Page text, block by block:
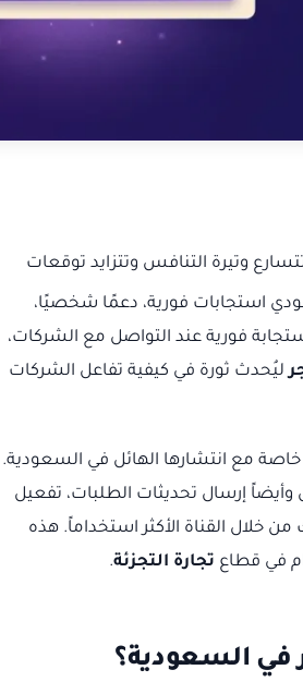
وتيرة التنافس وتتزايد توقعات
استجابات فورية، دعمًا شخصيًا،
70% من العملاء يتوقعون استجابة فورية عند التواصل مع الشركات،
ليُحدث ثورة في كيفية تفاعل الشركات
مع انتشارها الهائل في السعودية.
إرسال تحديثات الطلبات، تفعيل
القناة الأكثر استخداماً. هذه
في قطاع تجارة التجزئة.
في السعودية؟